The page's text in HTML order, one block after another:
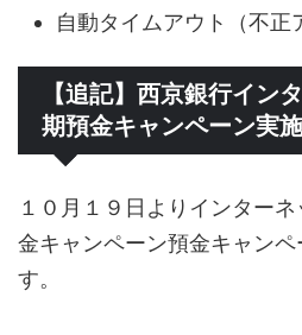
自動タイムアウト（不正
【追記】西京銀行イン
期預金キャンペーン実
１０月１９日よりインター
金キャンペーン預金キャンペ
す。